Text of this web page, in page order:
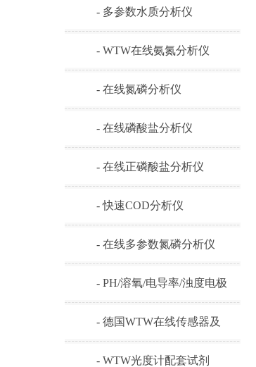
- 多参数水质分析仪
- WTW在线氨氮分析仪
- 在线氮磷分析仪
- 在线磷酸盐分析仪
- 在线正磷酸盐分析仪
- 快速COD分析仪
- 在线多参数氮磷分析仪
- PH/溶氧/电导率/浊度电极
- 德国WTW在线传感器及
耗材
- WTW光度计配套试剂